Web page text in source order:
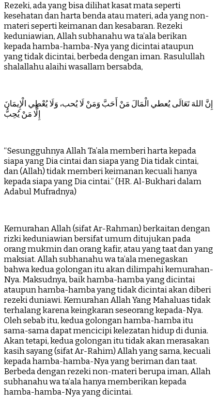
Rezeki, ada yang bisa dilihat kasat mata seperti
kesehatan dan harta benda atau materi, ada yang non-
materi seperti keimanan dan kesabaran. Rezeki
keduniawian, Allah subhanahu wa ta’ala berikan
kepada hamba-hamba-Nya yang dicintai ataupun
yang tidak dicintai, berbeda dengan iman. Rasulullah
shalallahu alaihi wasallam bersabda,
إِنَّ اللهَ تَعَالَى يُعطي الْمَالَ مَنْ أَحَبَّ وَمَنْ لَا يُحب، وَلَا يُعْطِي الْإِيمَانَ
إِلَّا مَنْ يُحِبُّ
“Sesungguhnya Allah Ta’ala memberi harta kepada
siapa yang Dia cintai dan siapa yang Dia tidak cintai,
dan (Allah) tidak memberi keimanan kecuali hanya
kepada siapa yang Dia cintai.” (HR. Al-Bukhari dalam
Adabul Mufradnya)
Kemurahan Allah (sifat Ar-Rahman) berkaitan dengan
rizki keduniawian bersifat umum ditujukan pada
orang mukmin dan orang kafir, atau yang taat dan yang
maksiat. Allah subhanahu wa ta’ala menegaskan
bahwa kedua golongan itu akan dilimpahi kemurahan-
Nya. Maksudnya, baik hamba-hamba yang dicintai
ataupun hamba-hamba yang tidak dicintai akan diberi
rezeki duniawi. Kemurahan Allah Yang Mahaluas tidak
terhalang karena keingkaran seseorang kepada-Nya.
Oleh sebab itu, kedua golongan hamba-hamba itu
sama-sama dapat mencicipi kelezatan hidup di dunia.
Akan tetapi, kedua golongan itu tidak akan merasakan
kasih sayang (sifat Ar-Rahim) Allah yang sama, kecuali
kepada hamba-hamba-Nya yang beriman dan taat.
Berbeda dengan rezeki non-materi berupa iman, Allah
subhanahu wa ta’ala hanya memberikan kepada
hamba-hamba-Nya yang dicintai.